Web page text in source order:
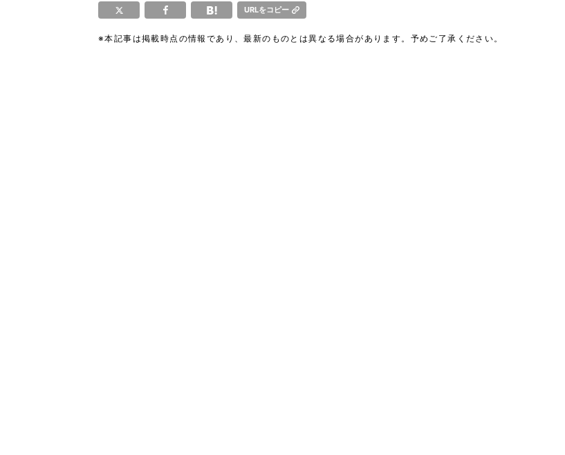
URLをコピー
※本記事は掲載時点の情報であり、最新のものとは異なる場合があります。予めご了承ください。